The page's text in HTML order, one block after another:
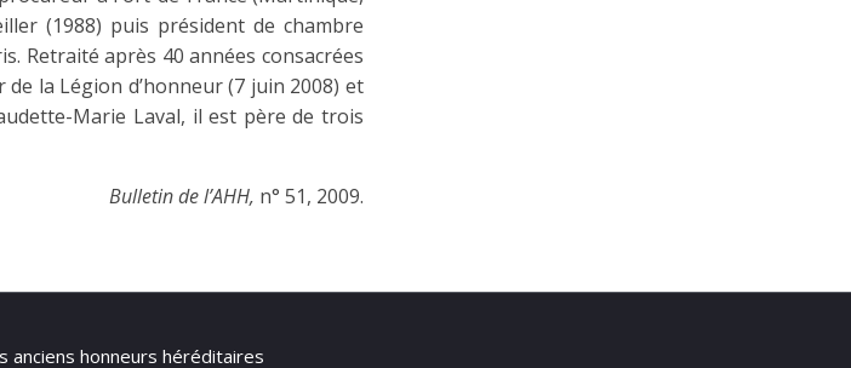
(1988) puis président de chambre
Retraité après 40 années consacrées
la Légion d’honneur (7 juin 2008) et
Marie Laval, il est père de trois
Bulletin de l’AHH, n° 51, 2009.
anciens honneurs héréditaires